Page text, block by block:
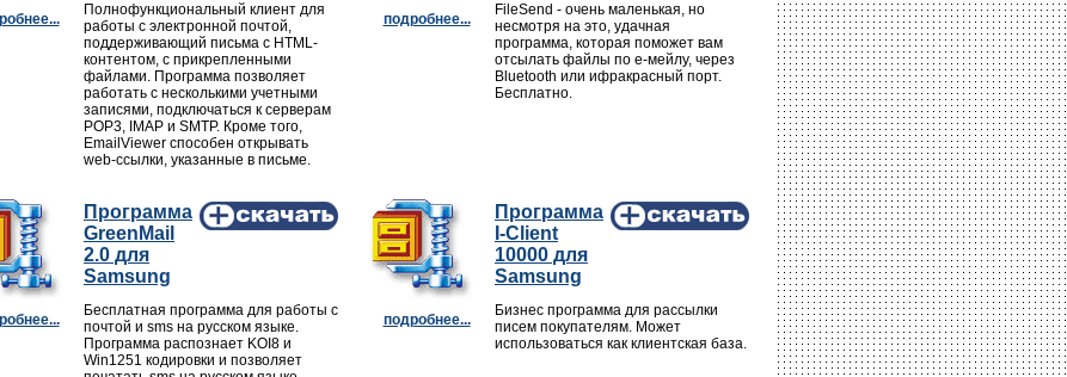
Полнофункциональный клиент для
работы с электронной почтой,
поддерживающий письма с HTML-
контентом, с прикрепленными
файлами. Программа позволяет
работать с несколькими учетными
записями, подключаться к серверам
POP3, IMAP и SMTP. Кроме того,
EmailViewer способен открывать
web-ссылки, указанные в письме.
подробнее...
FileSend - очень маленькая, но
несмотря на это, удачная
программа, которая поможет вам
отсылать файлы по е-мейлу, через
Bluetooth или ифракрасный порт.
Бесплатно.
Программа
GreenMail
2.0 для
Samsung
Бесплатная программа для работы с
почтой и sms на русском языке.
Программа распознает KOI8 и
Win1251 кодировки и позволяет
подробнее...
Программа
I-Client
10000 для
Samsung
Бизнес программа для рассылки
писем покупателям. Может
использоваться как клиентская база.